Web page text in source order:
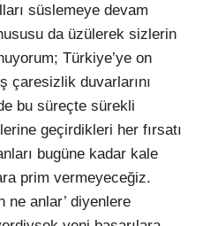
süslemeye devam
da üzülerek sizlerin
Türkiye’ye on
çaresizlik duvarlarını
bu süreçte sürekli
geçirdikleri her fırsatı
bugüne kadar kale
prim vermeyeceğiz.
ne anlar’ diyenlere